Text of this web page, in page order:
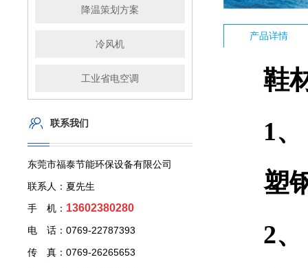
降温策划方案
冷风机
工业省电空调
联系我们
东莞市福泰节能环保设备有限公司
联系人：夏先生
手 机： 13602380280
电 话：0769-22787393
传 真：0769-26265653
产品详情
鞋
1、
塑
2、